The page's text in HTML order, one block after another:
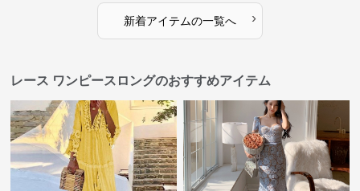
新着アイテムの一覧へ ›
レース ワンピースロングのおすすめアイテム